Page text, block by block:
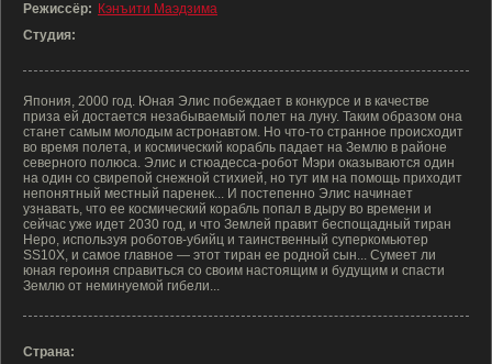
Режиссёр: Кэнъити Маэдзима
Студия:
Япония, 2000 год. Юная Элис побеждает в конкурсе и в качестве
приза ей достается незабываемый полет на луну. Таким образом она
станет самым молодым астронавтом. Но что-то странное происходит
во время полета, и космический корабль падает на Землю в районе
северного полюса. Элис и стюадесса-робот Мэри оказываются один
на один со свирепой снежной стихией, но тут им на помощь приходит
непонятный местный паренек... И постепенно Элис начинает
узнавать, что ее космический корабль попал в дыру во времени и
сейчас уже идет 2030 год, и что Землей правит беспощадный тиран
Неро, используя роботов-убийц и таинственный суперкомьютер
SS10X, и самое главное — этот тиран ее родной сын... Сумеет ли
юная героиня справиться со своим настоящим и будущим и спасти
Землю от неминуемой гибели...
Страна: